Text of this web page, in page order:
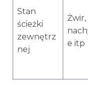
Stan
ścieżki
zewnętrz
nej
Żwir,
e itp